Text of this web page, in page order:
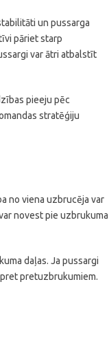
un pussarga
pāriet starp
var ātri atbalstīt
pieeju pēc
stratēģiju
no viena uzbrucēja var
novest pie uzbrukuma
daļas. Ja pussargi
pretuzbrukumiem.